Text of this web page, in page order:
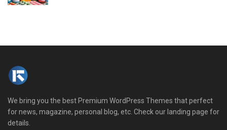
We bring you the best Premium WordPress Themes that perfect
for news, magazine, personal blog, etc. Check our landing page for
details.